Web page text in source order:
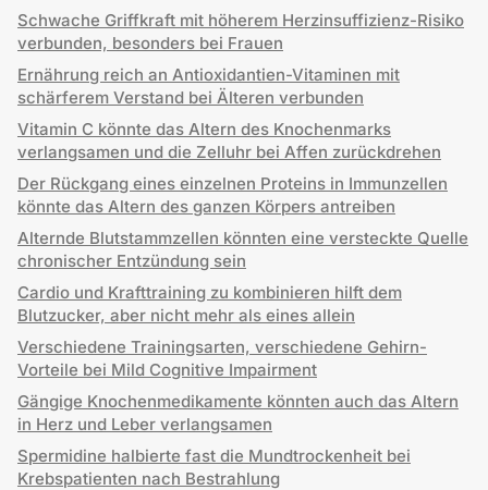
Schwache Griffkraft mit höherem Herzinsuffizienz-Risiko
verbunden, besonders bei Frauen
Ernährung reich an Antioxidantien-Vitaminen mit
schärferem Verstand bei Älteren verbunden
Vitamin C könnte das Altern des Knochenmarks
verlangsamen und die Zelluhr bei Affen zurückdrehen
Der Rückgang eines einzelnen Proteins in Immunzellen
könnte das Altern des ganzen Körpers antreiben
Alternde Blutstammzellen könnten eine versteckte Quelle
chronischer Entzündung sein
Cardio und Krafttraining zu kombinieren hilft dem
Blutzucker, aber nicht mehr als eines allein
Verschiedene Trainingsarten, verschiedene Gehirn-
Vorteile bei Mild Cognitive Impairment
Gängige Knochenmedikamente könnten auch das Altern
in Herz und Leber verlangsamen
Spermidine halbierte fast die Mundtrockenheit bei
Krebspatienten nach Bestrahlung